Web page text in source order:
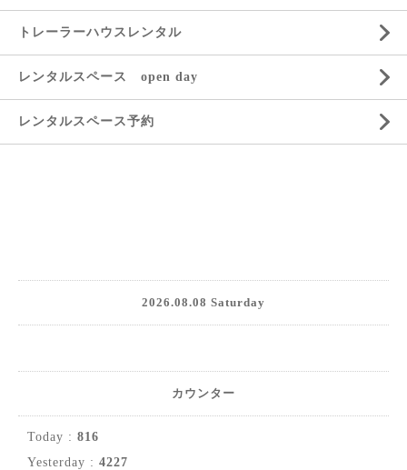
トレーラーハウスレンタル
レンタルスペース open day
レンタルスペース予約
2026.08.08 Saturday
カウンター
Today : 816
Yesterday : 4227